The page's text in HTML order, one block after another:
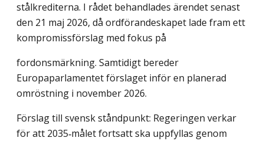
stålkrediterna. I rådet behandlades ärendet senast
den 21 maj 2026, då ordförandeskapet lade fram ett
kompromissförslag med fokus på
fordonsmärkning. Samtidigt bereder
Europaparlamentet förslaget inför en planerad
omröstning i november 2026.
Förslag till svensk ståndpunkt: Regeringen verkar
för att 2035‑målet fortsatt ska uppfyllas genom